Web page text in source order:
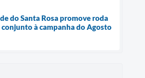
do Santa Rosa promove roda
conjunto à campanha do Agosto